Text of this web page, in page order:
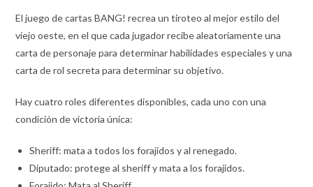
El juego de cartas BANG! recrea un tiroteo al mejor estilo del
viejo oeste, en el que cada jugador recibe aleatoriamente una
carta de personaje para determinar habilidades especiales y una
carta de rol secreta para determinar su objetivo.
Hay cuatro roles diferentes disponibles, cada uno con una
condición de victoria única:
Sheriff: mata a todos los forajidos y al renegado.
Diputado: protege al sheriff y mata a los forajidos.